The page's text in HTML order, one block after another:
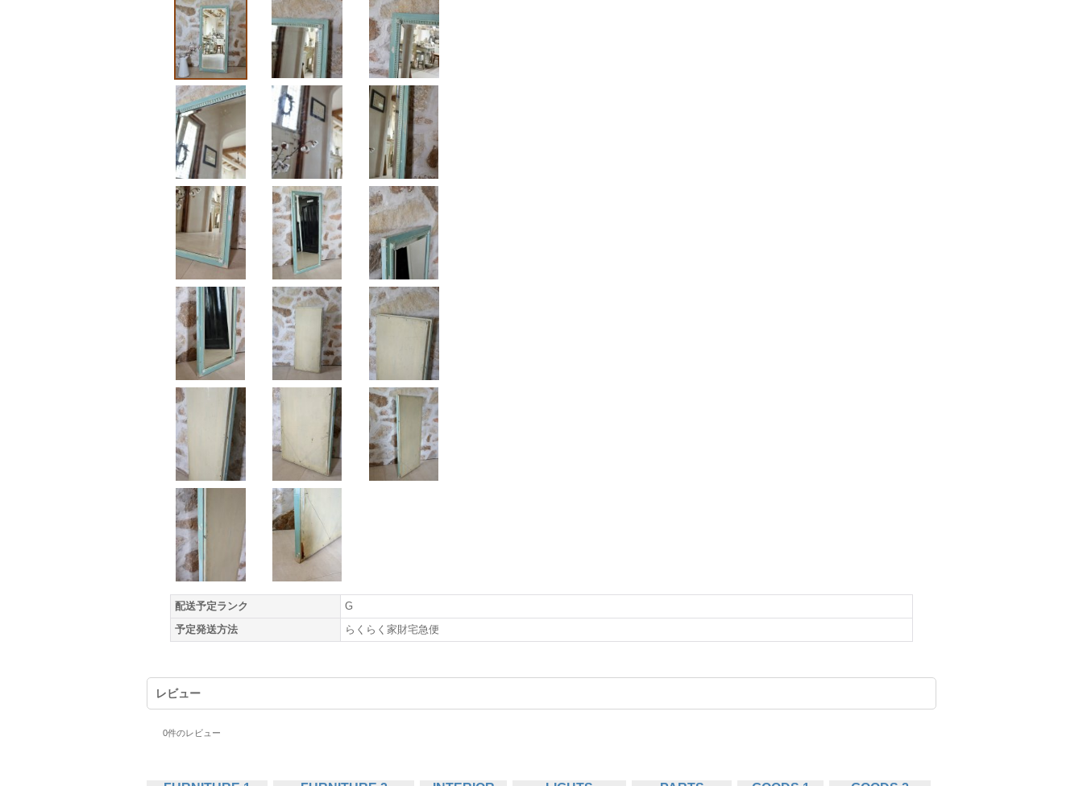
配送予定ランク
G
予定発送方法
らくらく家財宅急便
レビュー
0件のレビュー